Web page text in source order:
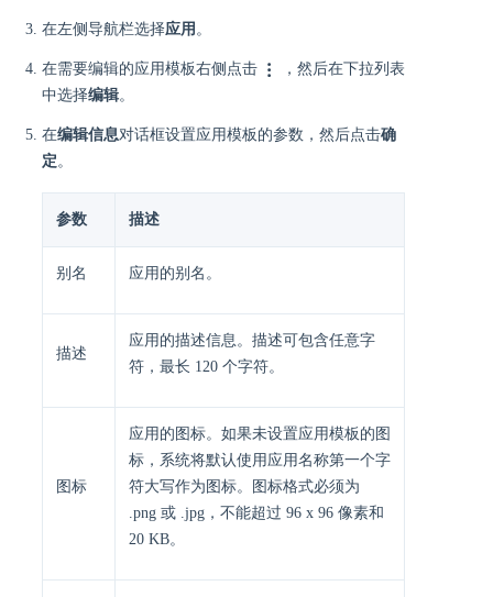
在左侧导航栏选择应用 。
在需要编辑的应用模板右侧点击
，然后在下拉列表
中选择编辑。
在编辑信息对话框设置应用模板的参数，然后点击确
定。
参数 描述
别名 应用的别名。
描述
应用的描述信息。描述可包含任意字
符，最长 120 个字符。
图标
应用的图标。如果未设置应用模板的图
标，系统将默认使用应用名称第一个字
符大写作为图标。图标格式必须为
.png 或 .jpg，不能超过 96 x 96 像素和
20 KB。